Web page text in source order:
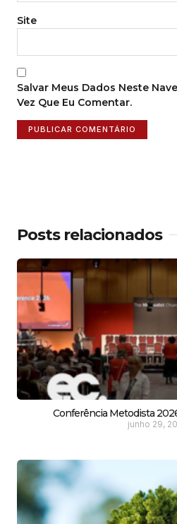
Site
Salvar Meus Dados Neste
Vez Que Eu Comentar.
Posts relacionados
Conferência Metodista
junho 29,